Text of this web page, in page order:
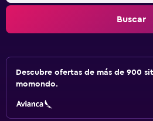
Buscar
Descubre ofertas de más de 900
momondo.